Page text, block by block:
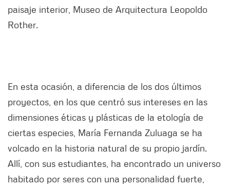
paisaje interior, Museo de Arquitectura Leopoldo
Rother.
En esta ocasión, a diferencia de los dos últimos
proyectos, en los que centró sus intereses en las
dimensiones éticas y plásticas de la etología de
ciertas especies, María Fernanda Zuluaga se ha
volcado en la historia natural de su propio jardín.
Allí, con sus estudiantes, ha encontrado un universo
habitado por seres con una personalidad fuerte,